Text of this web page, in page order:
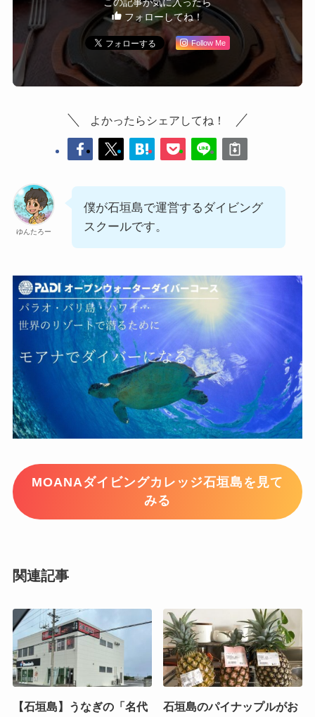
フォローしてね！
Follow Me
よかったらシェアしてね！
ゆんたろー
僕が石垣島で運営するダイビング
スクールです。
MOANAダイビングカレッジ石垣島を見て
みる
関連記事
【石垣島】うなぎの「名代 石垣島のパイナップルがお